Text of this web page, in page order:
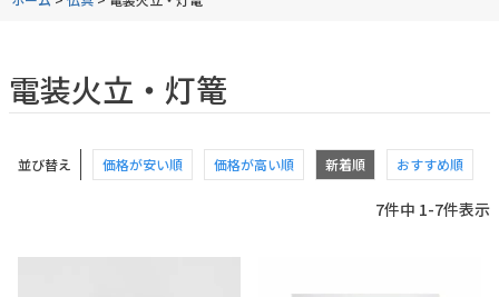
電装火立・灯篭
並び替え 価格が安い順 価格が高い順 新着順 おすすめ順
7件中 1-7件表示